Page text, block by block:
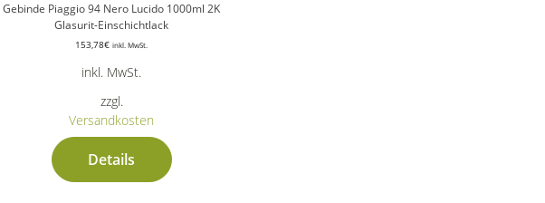
Gebinde Piaggio 94 Nero Lucido 1000ml 2K
Glasurit-Einschichtlack
153,78€ inkl. MwSt.
inkl. MwSt.
zzgl.
Versandkosten
Details